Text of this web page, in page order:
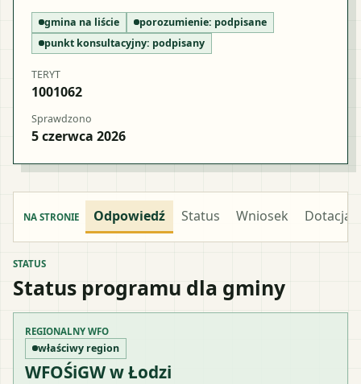
gmina na liście porozumienie: podpisane
punkt konsultacyjny: podpisany
TERYT
1001062
Sprawdzono
5 czerwca 2026
NA STRONIE Odpowiedź Status Wniosek Dotacja
STATUS
Status programu dla gminy
REGIONALNY WFO
właściwy region
WFOŚiGW w Łodzi